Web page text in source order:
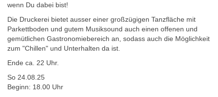
wenn Du dabei bist!
Die Druckerei bietet ausser einer großzügigen Tanzfläche mit
Parkettboden und gutem Musiksound auch einen offenen und
gemütlichen Gastronomiebereich an, sodass auch die Möglichkeit
zum "Chillen" und Unterhalten da ist.
Ende ca. 22 Uhr.
So 24.08.25
Beginn: 18.00 Uhr